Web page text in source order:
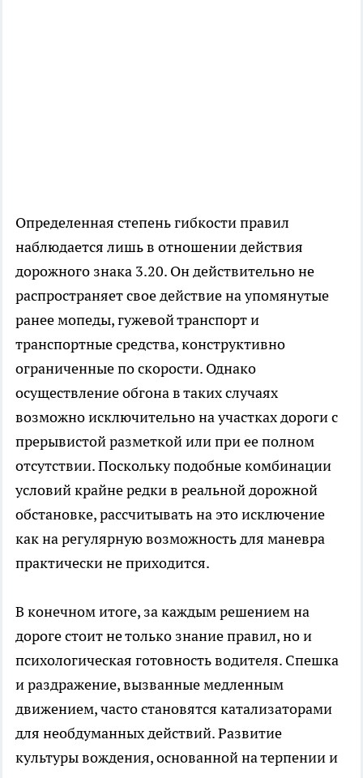
Определенная степень гибкости правил
наблюдается лишь в отношении действия
дорожного знака 3.20. Он действительно не
распространяет свое действие на упомянутые
ранее мопеды, гужевой транспорт и
транспортные средства, конструктивно
ограниченные по скорости. Однако
осуществление обгона в таких случаях
возможно исключительно на участках дороги с
прерывистой разметкой или при ее полном
отсутствии. Поскольку подобные комбинации
условий крайне редки в реальной дорожной
обстановке, рассчитывать на это исключение
как на регулярную возможность для маневра
практически не приходится.
В конечном итоге, за каждым решением на
дороге стоит не только знание правил, но и
психологическая готовность водителя. Спешка
и раздражение, вызванные медленным
движением, часто становятся катализаторами
для необдуманных действий. Развитие
культуры вождения, основанной на терпении и